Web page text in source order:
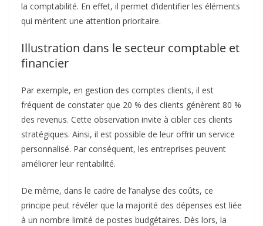
la comptabilité. En effet, il permet d’identifier les éléments
qui méritent une attention prioritaire.
Illustration dans le secteur comptable et
financier
Par exemple, en gestion des comptes clients, il est
fréquent de constater que 20 % des clients génèrent 80 %
des revenus. Cette observation invite à cibler ces clients
stratégiques. Ainsi, il est possible de leur offrir un service
personnalisé. Par conséquent, les entreprises peuvent
améliorer leur rentabilité.
De même, dans le cadre de l’analyse des coûts, ce
principe peut révéler que la majorité des dépenses est liée
à un nombre limité de postes budgétaires. Dès lors, la